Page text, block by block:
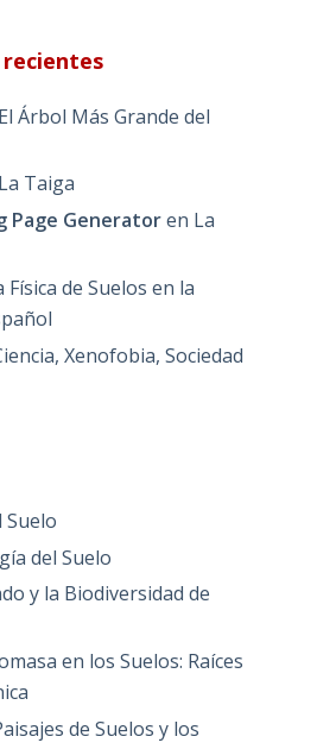
El Árbol Más Grande del
La Taiga
Page Generatoren La
Física de Suelos en la
Xenofobia, Sociedad
Suelo
del Suelo
y la Biodiversidad de
en los Suelos: Raíces
de Suelos y los